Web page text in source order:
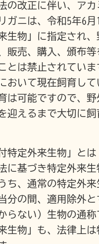
の改正に伴い、アカ
ガニは、令和5年6
生物」に指定され、
販売、購入、頒布
とは禁止されていま
おいて現在飼育して
は可能ですので、
迎えるまで大切に飼
特定外来生物」とは
に基づき特定外来
ち、通常の特定外
分の間、適用除外
らない）生物の通
生物」も、法律上